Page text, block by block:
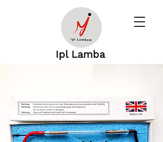
Ipl Lamba